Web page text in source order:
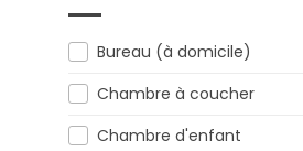
Bureau (à domicile)
Chambre à coucher
Chambre d'enfant